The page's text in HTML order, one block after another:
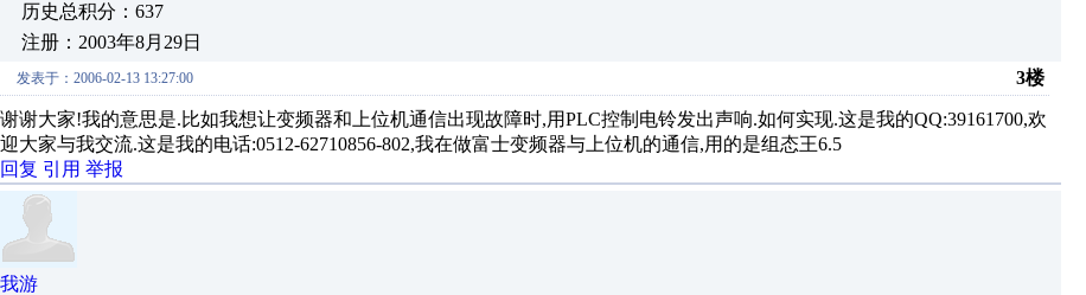
历史总积分：637
注册：2003年8月29日
发表于：2006-02-13 13:27:00 3楼
谢谢大家!我的意思是.比如我想让变频器和上位机通信出现故障时,用PLC控制电铃发出声响.如何实现.这是我的QQ:39161700,欢
迎大家与我交流.这是我的电话:0512-62710856-802,我在做富士变频器与上位机的通信,用的是组态王6.5
回复 引用 举报
我游